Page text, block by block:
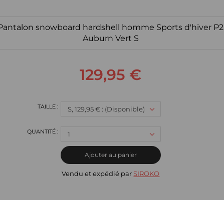
snowboard hardshell homme Sports d'hiver P2
Auburn Vert S
129,95 €
S, 129,95 € : (Disponible)
1
Ajouter au panier
Vendu et expédié par SIROKO